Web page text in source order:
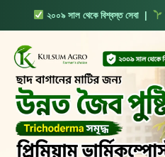
২০০৯ সাল থেকে বিশ্বস্ত সেবা |